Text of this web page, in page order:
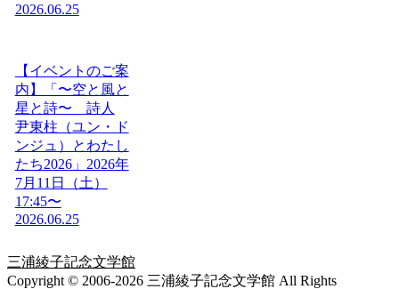
2026.06.25
【イベントのご案
内】「〜空と風と
星と詩〜 詩人
尹東柱（ユン・ド
ンジュ）とわたし
たち2026」2026年
7月11日（土）
17:45〜
2026.06.25
三浦綾子記念文学館
Copyright © 2006-2026 三浦綾子記念文学館 All Rights